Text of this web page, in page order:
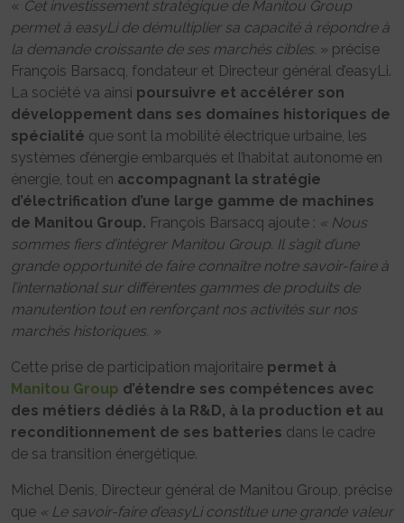
« Cet investissement stratégique de Manitou Group
permet à easyLi de démultiplier sa capacité à répondre à
la demande croissante de ses marchés cibles. » précise
François Barsacq, fondateur et Directeur général d’easyLi.
La société va ainsi poursuivre et accélérer son
développement dans ses domaines historiques de
spécialité que sont la mobilité électrique urbaine, les
systèmes d’énergie embarqués et l’habitat autonome en
énergie, tout en accompagnant la stratégie
d’électrification d’une large gamme de machines
de Manitou Group. François Barsacq ajoute : « Nous
sommes fiers d’intégrer Manitou Group. Il s’agit d’une
grande opportunité de faire connaître notre savoir-faire à
l’international sur différentes gammes de produits de
manutention tout en renforçant nos activités sur nos
marchés historiques. »
Cette prise de participation majoritaire permet à
Manitou Group d’étendre ses compétences avec
des métiers dédiés à la R&D, à la production et au
reconditionnement de ses batteries dans le cadre
de sa transition énergétique.
Michel Denis, Directeur général de Manitou Group, précise
que « Le savoir-faire d’easyLi constitue une grande valeur